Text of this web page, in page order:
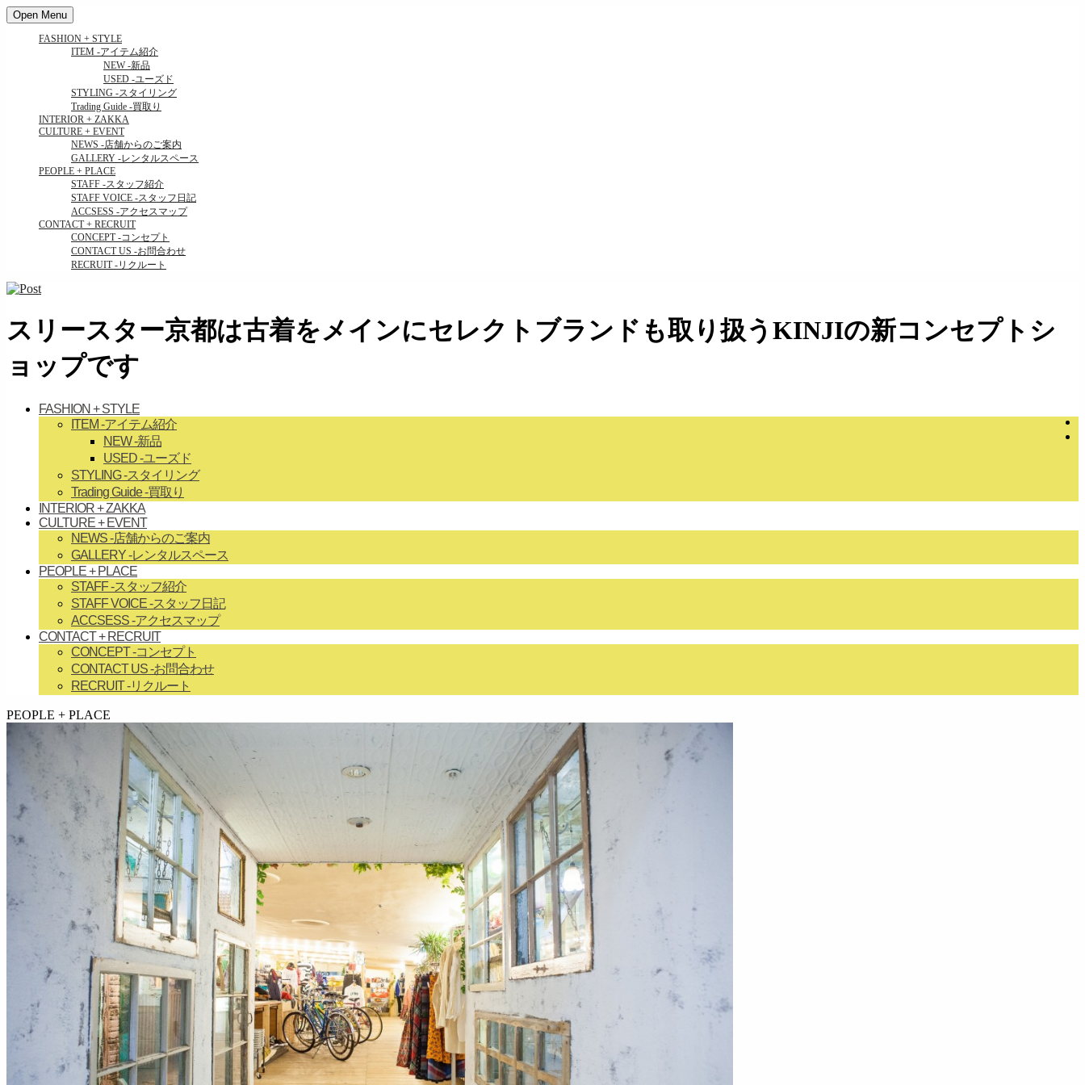
Open Menu
FASHION + STYLE
ITEM -アイテム紹介
NEW-新品
USED -ユーズド
STYLING -スタイリング
Trading Guide -買取り
INTERIOR + ZAKKA
CULTURE + EVENT
NEWS -店舗からのご案内
GALLERY -レンタルスペース
PEOPLE + PLACE
STAFF -スタッフ紹介
STAFF VOICE -スタッフ日記
ACCSESS -アクセスマップ
CONTACT + RECRUIT
CONCEPT-コンセプト
CONTACT US -お問合わせ
RECRUIT-リクルート
スリースター京都は古着をメインにセレクトブランドも取り扱うKINJIの新コンセプトシ
ョップです
FASHION + STYLE
ITEM -アイテム紹介
NEW-新品
USED-ユーズド
STYLING-スタイリング
Trading Guide-買取り
INTERIOR + ZAKKA
CULTURE + EVENT
NEWS-店舗からのご案内
GALLERY-レンタルスペース
PEOPLE + PLACE
STAFF-スタッフ紹介
STAFF VOICE-スタッフ日記
ACCSESS-アクセスマップ
CONTACT + RECRUIT
CONCEPT-コンセプト
CONTACT US-お問合わせ
RECRUIT-リクルート
займ на карту онлайн без отказа
PEOPLE + PLACE